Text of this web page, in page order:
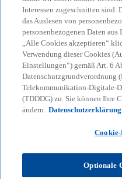
Frank
Interessen zugeschnitten sind.
das Auslesen von
personenbezogenen Daten
„Alle Cookies akzeptieren“
Verwendung dieser Cookies
Einstellungen“) gemäß Art. 6
Datenschutzgrundverordnung
Telekommunikation-Digitale-
(TDDDG) zu. Sie können Ihre
ändern.
Optionale